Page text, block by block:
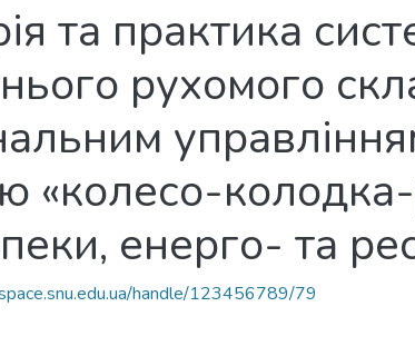
та практика
рухомого
«колесо-
енерго- та
handle/123456789/79